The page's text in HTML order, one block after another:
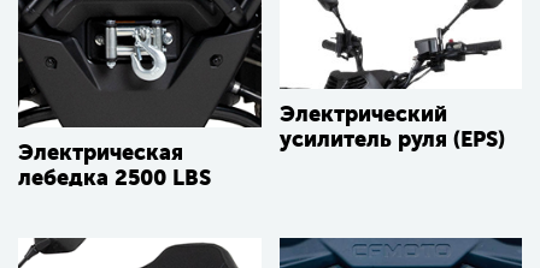
Электрическая
лебедка 2500 LBS
Электрический
усилитель руля (EPS)